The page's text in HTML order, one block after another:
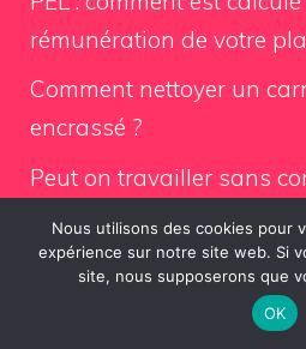
rémunération de votre
Comment nettoyer un
encrassé ?
Peut on travailler sans
Combien de temps pour
assurance Multirisque
Comment ouvrir une
Nous utilisons des cookies pour
expérience sur notre site web. Si
site, nous supposerons que
OK